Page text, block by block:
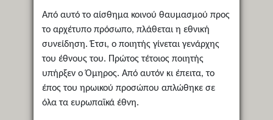
Από αυτό το αίσθημα κοινού θαυμασμού προς
το αρχέτυπο πρόσωπο, πλάθεται η εθνική
συνείδηση. Έτσι, ο ποιητής γίνεται γενάρχης
του έθνους του. Πρώτος τέτοιος ποιητής
υπήρξεν ο Όμηρος. Από αυτόν κι έπειτα, το
έπος του ηρωικού προσώπου απλώθηκε σε
όλα τα ευρωπαϊκά έθνη.